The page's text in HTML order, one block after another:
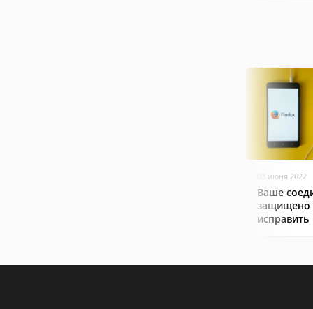
03 июня 2022
Ваше
защищено
исправить